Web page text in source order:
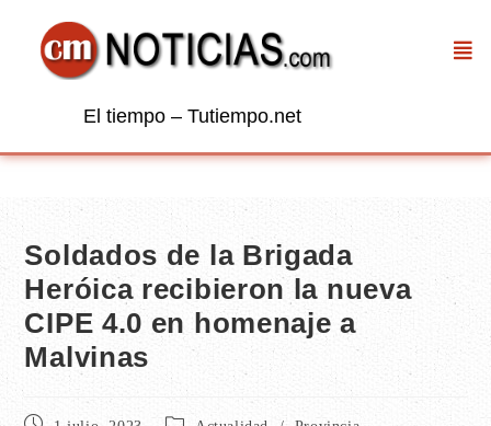
El tiempo – Tutiempo.net
Soldados de la Brigada
Heróica recibieron la nueva
CIPE 4.0 en homenaje a
Malvinas